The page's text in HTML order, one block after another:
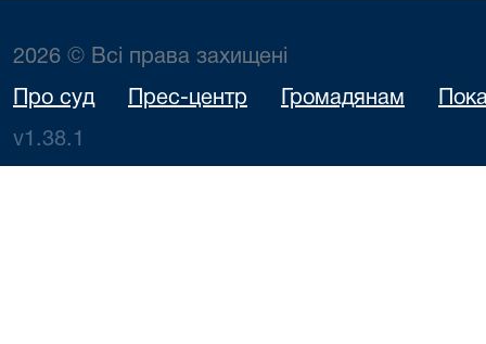
2026 © Всі права захищені
Про суд Прес-центр Громадянам
v1.38.1